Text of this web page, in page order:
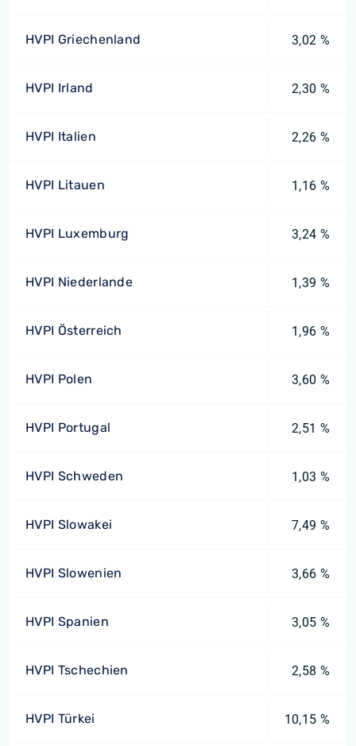
HVPI Griechenland 3,02 %
HVPI Irland 2,30 %
HVPI Italien 2,26 %
HVPI Litauen 1,16 %
HVPI Luxemburg 3,24 %
HVPI Niederlande 1,39 %
HVPI Österreich 1,96 %
HVPI Polen 3,60 %
HVPI Portugal 2,51 %
HVPI Schweden 1,03 %
HVPI Slowakei 7,49 %
HVPI Slowenien 3,66 %
HVPI Spanien 3,05 %
HVPI Tschechien 2,58 %
HVPI Türkei 10,15 %